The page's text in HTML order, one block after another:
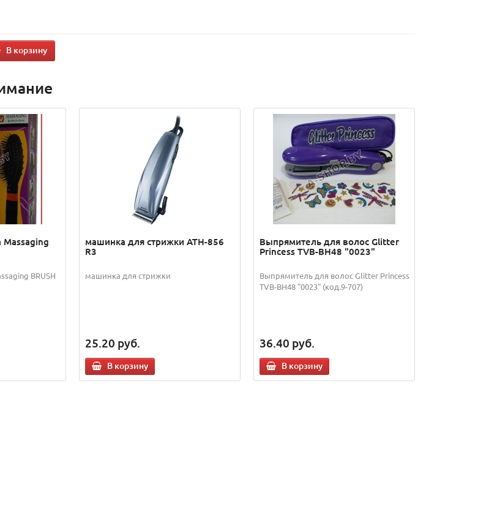
В корзину
Massaging
BRUSH
машинка для стрижки ATH-856
R3
машинка для стрижки
25.20 руб.
В корзину
Выпрямитель для волос Glitter
Princess TVB-BH48 "0023"
Выпрямитель для волос Glitter Princess
TVB-BH48 "0023" (код.9-707)
36.40 руб.
В корзину